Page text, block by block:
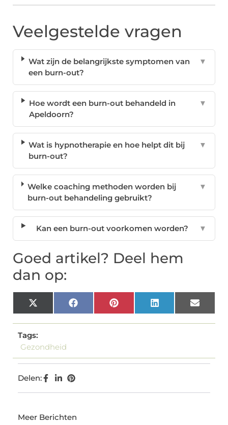
Veelgestelde vragen
Wat zijn de belangrijkste symptomen van
een burn-out?
▼
Hoe wordt een burn-out behandeld in
Apeldoorn?
▼
Wat is hypnotherapie en hoe helpt dit bij
burn-out?
▼
Welke coaching methoden worden bij
burn-out behandeling gebruikt?
▼
Kan een burn-out voorkomen worden? ▼
Goed artikel? Deel hem
dan op:
X
(Twitter)
FacebookPinterest LinkedIn Email
Tags:
Gezondheid
Delen:
Meer Berichten